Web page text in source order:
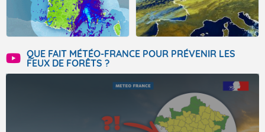
QUE FAIT MÉTÉO-FRANCE POUR PRÉVENIR LES
FEUX DE FORÊTS ?